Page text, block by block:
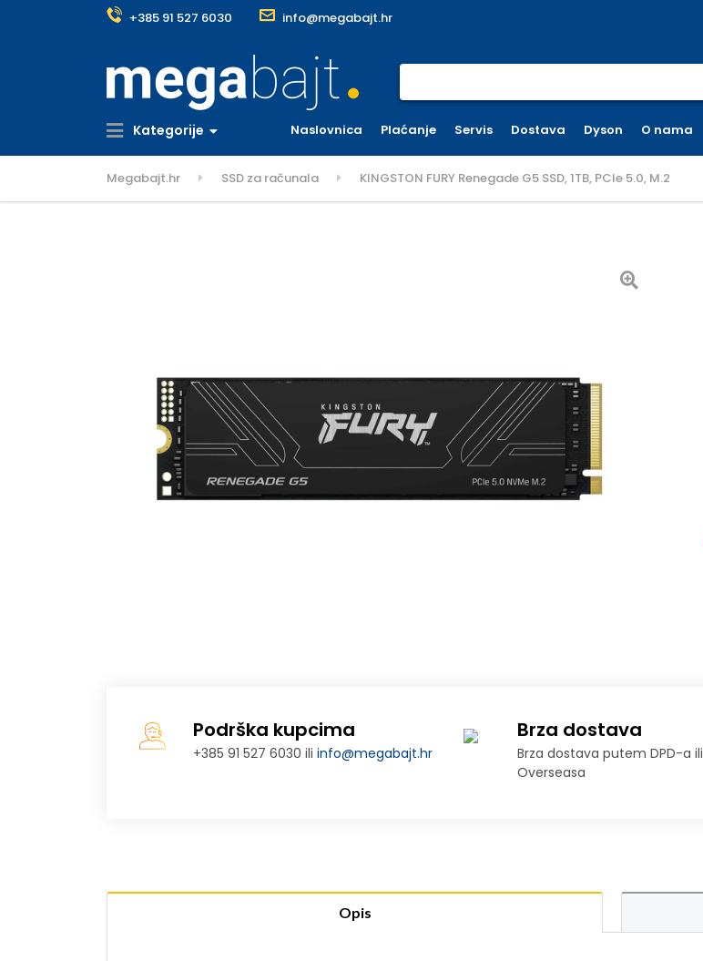
+385 91 527 6030 info@megabajt.hr
Kategorije Naslovnica Plaćanje Servis Dostava Dyson O nama
Megabajt.hr SSD za računala KINGSTON FURY Renegade G5 SSD, 1TB, PCIe 5.0, M.2
Podrška kupcima
+385 91 527 6030 iliinfo@megabajt.hr
Brza dostava
Brza dostava putem DPD-a ili
Overseasa
Opis